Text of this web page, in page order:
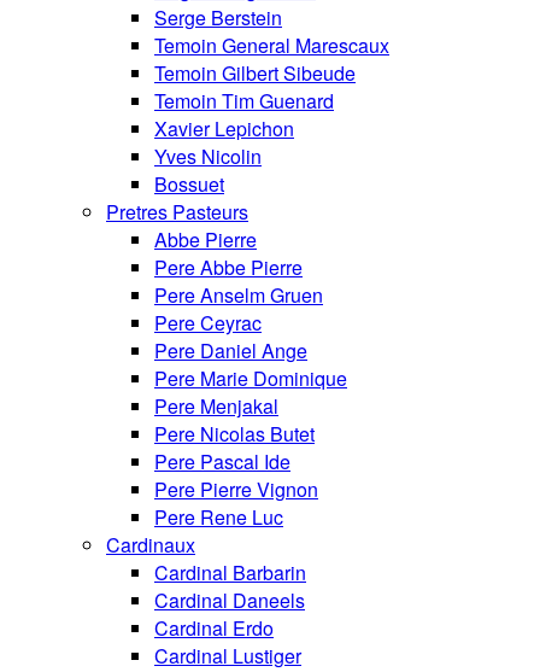
Serge Berstein
Temoin General Marescaux
Temoin Gilbert Sibeude
Temoin Tim Guenard
Xavier Lepichon
Yves Nicolin
Bossuet
Pretres Pasteurs
Abbe Pierre
Pere Abbe Pierre
Pere Anselm Gruen
Pere Ceyrac
Pere Daniel Ange
Pere Marie Dominique
Pere Menjakal
Pere Nicolas Butet
Pere Pascal Ide
Pere Pierre Vignon
Pere Rene Luc
Cardinaux
Cardinal Barbarin
Cardinal Daneels
Cardinal Erdo
Cardinal Lustiger